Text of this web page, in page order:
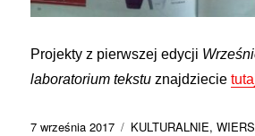
Projekty z pierwszej edycji
laboratorium tekstu znajdziecie
Data
7 września 2017 Kategorie
KULTURALNIE,